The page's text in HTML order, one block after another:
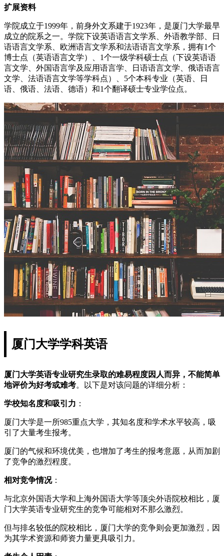
扩展资料
学院成立于1999年，前身外文系建于1923年，是厦门大学最早
成立的院系之一。学院下设英语语言文学系、外语教学部、日
语语言文学系、欧洲语言文学系和法语语言文学系，拥有1个
博士点（英语语言文学）、1个一级学科硕士点（下设英语语
言文学、外国语言学及应用语言学、日语语言文学、俄语语言
文学、法语语言文学等学科点）、5个本科专业（英语、日
语、俄语、法语、德语）和1个翻译硕士专业学位点。
厦门大学学科英语
厦门大学英语专业研究生录取的难易程度因人而异，不能简单
地评价为好考或难考。以下是对该问题的详细分析：
学校知名度和吸引力 ：
厦门大学是一所985重点大学，其知名度和学术水平较高，吸
引了大量考生报考。
厦门的气候和环境优美，也增加了考生的报考意愿，从而加剧
了竞争的激烈程度。
相对竞争情况：
与北京外国语大学和上海外国语大学等顶尖外语院校相比，厦
门大学英语专业研究生的竞争可能相对不那么激烈。
但与排名较低的院校相比，厦门大学的竞争则会更加激烈，因
为其学术资源和师资力量更具吸引力。